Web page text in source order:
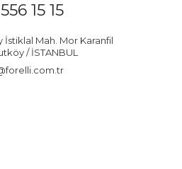
15 15
İstiklal Mah. Mor Karanfil
/ İSTANBUL